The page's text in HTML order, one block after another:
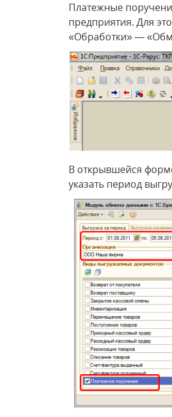
Платежные
предприятия. Для
«Обработки» —
В открывшейся
указать период